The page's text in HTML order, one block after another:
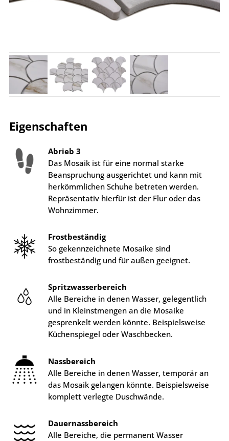
Eigenschaften
Abrieb 3
Das Mosaik ist für eine normal starke
Beanspruchung ausgerichtet und kann mit
herkömmlichen Schuhe betreten werden.
Repräsentativ hierfür ist der Flur oder das
Wohnzimmer.
Frostbeständig
So gekennzeichnete Mosaike sind
frostbeständig und für außen geeignet.
Spritzwasserbereich
Alle Bereiche in denen Wasser, gelegentlich
und in Kleinstmengen an die Mosaike
gesprenkelt werden könnte. Beispielsweise
Küchenspiegel oder Waschbecken.
Nassbereich
Alle Bereiche in denen Wasser, temporär an
das Mosaik gelangen könnte. Beispielsweise
komplett verlegte Duschwände.
Dauernassbereich
Alle Bereiche, die permanent Wasser